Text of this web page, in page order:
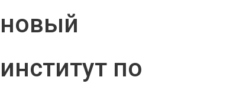
новый
институт по